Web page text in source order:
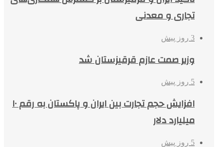
تجاری و معدنی
3 روز پیش
وزیر صمت عازم قرقیزستان شد
5 روز پیش
افزایش حجم تجارت بین ایران و پاکستان به رقم ۱۰
میلیارد دلار
5 روز پیش